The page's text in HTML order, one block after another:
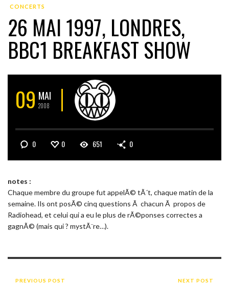
CONCERTS
26 MAI 1997, LONDRES,
BBC1 BREAKFAST SHOW
09 MAI
2008
0 0 651 0
notes :
Chaque membre du groupe fut appelÃ© tÃ´t, chaque matin de la
semaine. Ils ont posÃ© cinq questions Ã chacun Ã propos de
Radiohead, et celui qui a eu le plus de rÃ©ponses correctes a
gagnÃ© (mais qui ? mystÃ¨re…).
PREVIOUS POST NEXT POST